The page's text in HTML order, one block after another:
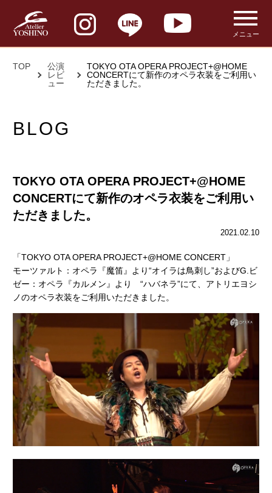
メニュー
TOP
公演
レビ
ュー
TOKYO OTA OPERA PROJECT+@HOME
CONCERTにて新作のオペラ衣装をご利用い
ただきました。
BLOG
TOKYO OTA OPERA PROJECT+@HOME
CONCERTにて新作のオペラ衣装をご利用い
ただきました。
2021.02.10
「TOKYO OTA OPERA PROJECT+@HOME CONCERT」
モーツァルト：オペラ『魔笛』より“オイラは鳥刺し”およびG.ビ
ゼー：オペラ『カルメン』より “ハバネラ”にて、アトリエヨシ
ノのオペラ衣装をご利用いただきました。